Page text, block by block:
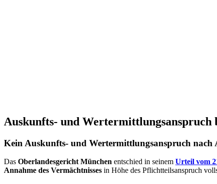
Auskunfts- und Wertermittlungsanspruch
Kein Auskunfts- und Wertermittlungsanspruch nach
Das Oberlandesgericht München entschied in seinem Urteil vom
Annahme des Vermächtnisses in Höhe des Pflichtteilsanspruch